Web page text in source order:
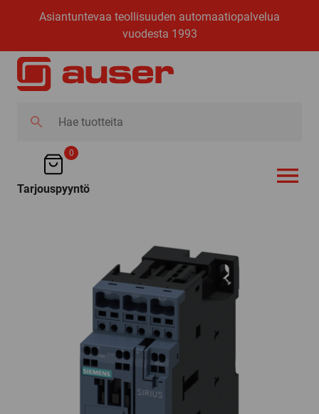
Asiantuntevaa teollisuuden automaatiopalvelua
vuodesta 1993
tuotteita
0
Tarjouspyyntö